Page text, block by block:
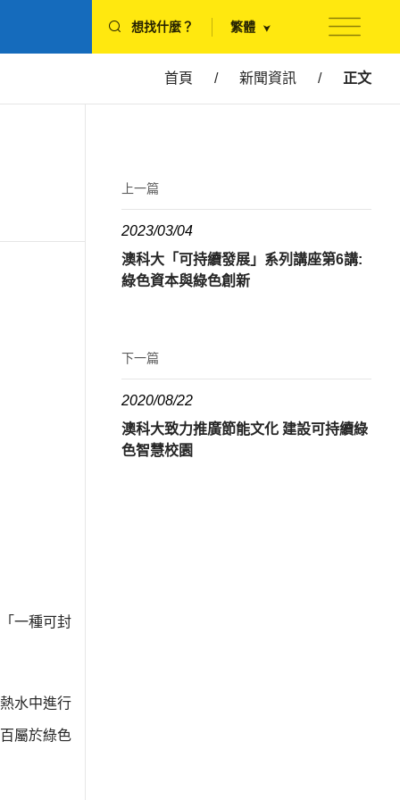
想找什麼？ 繁體
首頁 / 新聞資訊 / 正文
一種可封
水中進行
屬於綠色
上一篇
2023/03/04
澳科大「可持續發展」系列講座第6講:
綠色資本與綠色創新
下一篇
2020/08/22
澳科大致力推廣節能文化 建設可持續綠
色智慧校園